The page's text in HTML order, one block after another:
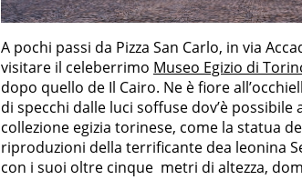
A pochi passi da Pizza San Carlo, in via
visitare il celeberrimo Museo Egizio di
dopo quello de Il Cairo. Ne è fiore
di specchi dalle luci soffuse dov’è
collezione egizia torinese, come la statua
riproduzioni della terrificante dea leonina
con i suoi oltre cinque metri di altezza,